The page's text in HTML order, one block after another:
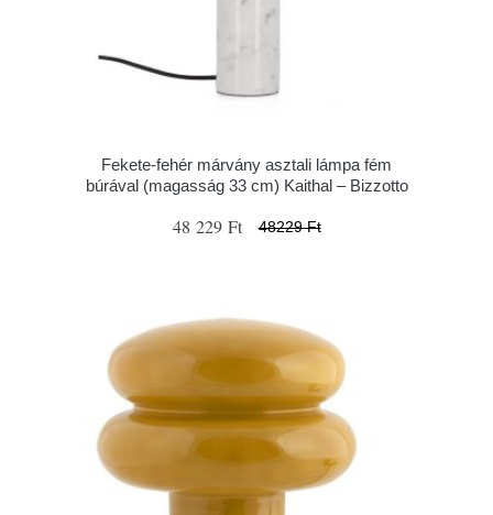
Fekete-fehér márvány asztali lámpa fém
búrával (magasság 33 cm) Kaithal – Bizzotto
48 229 Ft 48229 Ft